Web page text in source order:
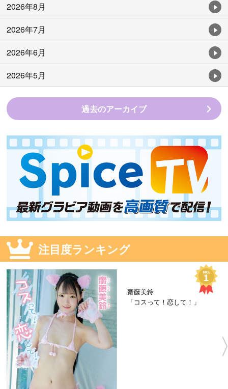
2026年8月
2026年7月
2026年6月
2026年5月
過去のアーカイブ
注目度ランキング
齋藤美鈴
「コスって！恋して！」